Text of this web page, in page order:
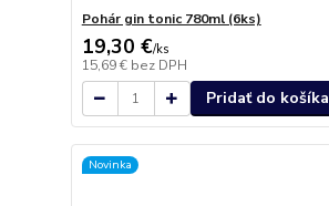
Pohár gin tonic 780ml (6ks)
19,30 €/ks
15,69 € bez DPH
Pridať do košíka
Novinka